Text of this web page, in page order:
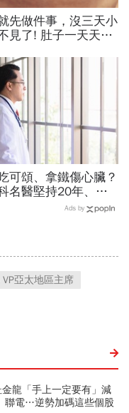
先做件事，沒三天小
見了! 肚子一天天變
可頌、拿鐵傷心臟？
名醫堅持20年、早
前不做「5件事」：
Ads by
VP亞太地區主席
龍「手上一定要有」減
聯電…逆勢加碼這些個股